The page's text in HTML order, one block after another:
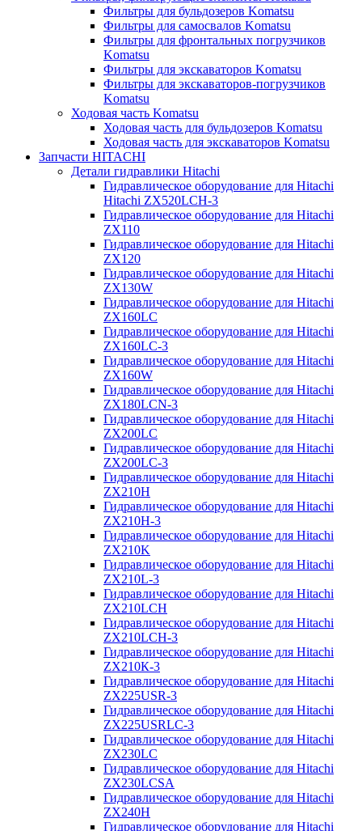
Фильтры для бульдозеров Komatsu
Фильтры для самосвалов Komatsu
Фильтры для фронтальных погрузчиков
Komatsu
Фильтры для экскаваторов Komatsu
Фильтры для экскаваторов-погрузчиков
Komatsu
Ходовая часть Komatsu
Ходовая часть для бульдозеров Komatsu
Ходовая часть для экскаваторов Komatsu
Запчасти HITACHI
Детали гидравлики Hitachi
Гидравлическое оборудование для Hitachi
Hitachi ZX520LCH-3
Гидравлическое оборудование для Hitachi
ZX110
Гидравлическое оборудование для Hitachi
ZX120
Гидравлическое оборудование для Hitachi
ZX130W
Гидравлическое оборудование для Hitachi
ZX160LC
Гидравлическое оборудование для Hitachi
ZX160LC-3
Гидравлическое оборудование для Hitachi
ZX160W
Гидравлическое оборудование для Hitachi
ZX180LCN-3
Гидравлическое оборудование для Hitachi
ZX200LC
Гидравлическое оборудование для Hitachi
ZX200LC-3
Гидравлическое оборудование для Hitachi
ZX210H
Гидравлическое оборудование для Hitachi
ZX210H-3
Гидравлическое оборудование для Hitachi
ZX210K
Гидравлическое оборудование для Hitachi
ZX210L-3
Гидравлическое оборудование для Hitachi
ZX210LCH
Гидравлическое оборудование для Hitachi
ZX210LCH-3
Гидравлическое оборудование для Hitachi
ZX210К-3
Гидравлическое оборудование для Hitachi
ZX225USR-3
Гидравлическое оборудование для Hitachi
ZX225USRLC-3
Гидравлическое оборудование для Hitachi
ZX230LC
Гидравлическое оборудование для Hitachi
ZX230LCSA
Гидравлическое оборудование для Hitachi
ZX240H
Гидравлическое оборудование для Hitachi